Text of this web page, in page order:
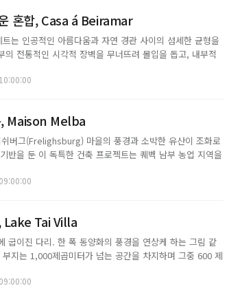
혼합, Casa á Beiramar
는 인공적인 아름다움과 자연 경관 사이의 섬세한 균형을
전통적인 시각적 장벽을 무너뜨려 몰입을 돕고, 내부적
이기보다 메트로폴...
, Maison Melba
버그(Frelighsburg) 마을의 풍경과 소박한 유산이 조화로
반을 둔 이 독특한 건축 프로젝트는 퀘벡 남부 농업 지역을
Lake Tai Villa
굽이진 다리. 한 폭 동양화의 풍경을 연상케 하는 그림 같
지는 1,000제곱미터가 넘는 공간을 차지하며 그중 600 제
로 ...